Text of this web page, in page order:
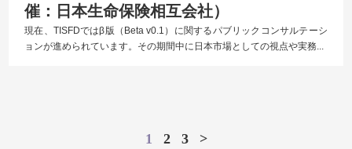
催：日本生命保険相互会社）
現在、TISFDではβ版（Beta v0.1）に関するパブリックコンサルテーシ
ョンが進められています。その期間中に日本市場としての視点や実務...
1 2 3 >